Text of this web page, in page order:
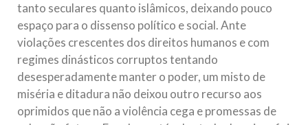
tanto seculares quanto islâmicos, deixando pouco
espaço para o dissenso político e social. Ante
violações crescentes dos direitos humanos e com
regimes dinásticos corruptos tentando
desesperadamente manter o poder, um misto de
miséria e ditadura não deixou outro recurso aos
oprimidos que não a violência cega e promessas de